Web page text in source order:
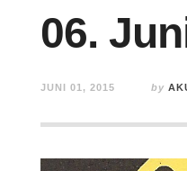
06.
JUNI 01, 2015 by